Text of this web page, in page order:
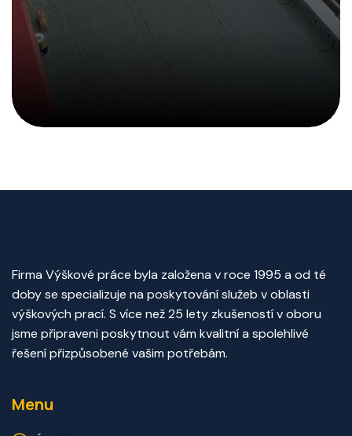
Firma Výškové práce byla založena v roce 1995 a od té
doby se specializuje na poskytování služeb v oblasti
výškových prací. S více než 25 lety zkušeností v oboru
jsme připraveni poskytnout vám kvalitní a spolehlivé
řešení přizpůsobené vašim potřebám.
Menu